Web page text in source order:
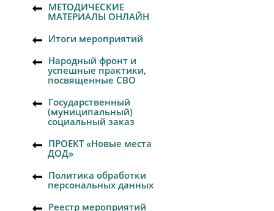
МЕТОДИЧЕСКИЕ
МАТЕРИАЛЫ ОНЛАЙН
Итоги мероприятий
Народный фронт и
успешные практики,
посвященные СВО
Государственный
(муниципальный)
социальный заказ
ПРОЕКТ «Новые места
ДОД»
Политика обработки
персональных данных
Реестр мероприятий